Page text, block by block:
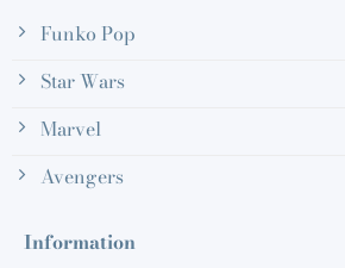
Funko Pop
Star Wars
Marvel
Avengers
Information